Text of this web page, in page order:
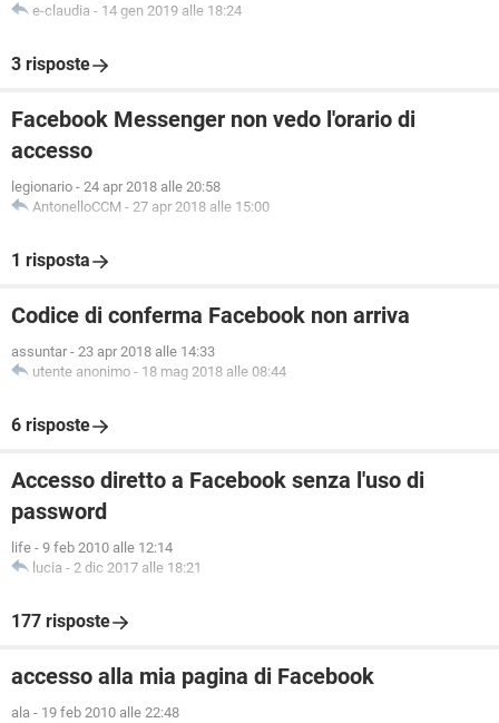
e-claudia - 14 gen 2019 alle 18:24
3 risposte
Facebook Messenger non vedo l'orario di
accesso
legionario - 24 apr 2018 alle 20:58
AntonelloCCM - 27 apr 2018 alle 15:00
1 risposta
Codice di conferma Facebook non arriva
assuntar - 23 apr 2018 alle 14:33
utente anonimo - 18 mag 2018 alle 08:44
6 risposte
Accesso diretto a Facebook senza l'uso di
password
life - 9 feb 2010 alle 12:14
lucia - 2 dic 2017 alle 18:21
177 risposte
accesso alla mia pagina di Facebook
ala - 19 feb 2010 alle 22:48